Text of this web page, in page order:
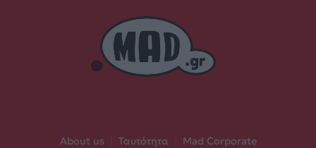
About us Ταυτότητα
Mad Corporate